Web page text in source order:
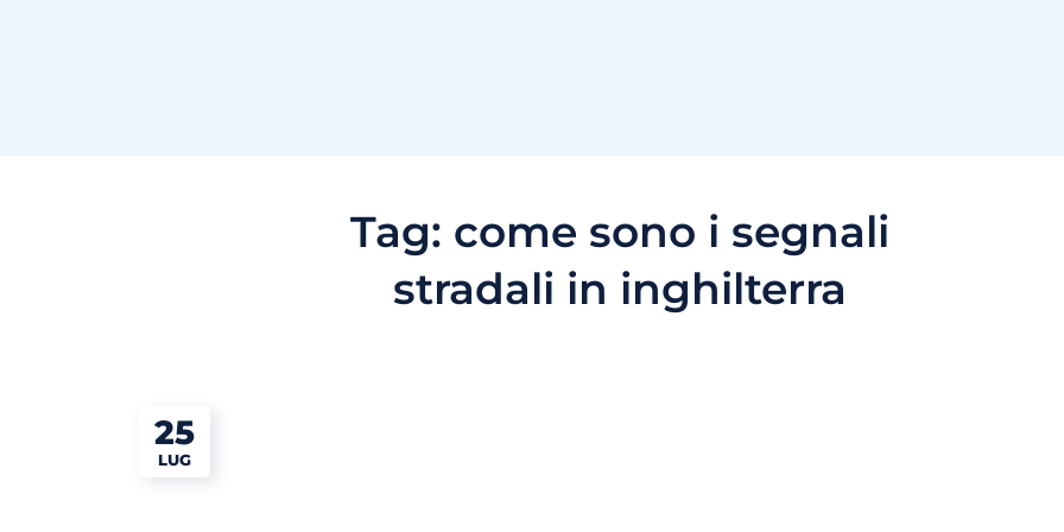
Tag: come sono i segnali
stradali in inghilterra
25
LUG